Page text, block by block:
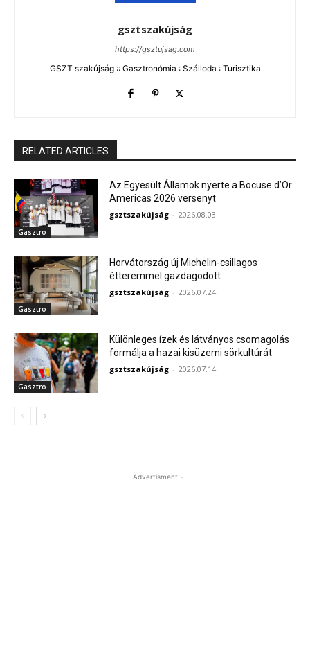
gsztszakújság
https://gsztujsag.com
GSZT szakújság :: Gasztronómia : Szálloda : Turisztika
RELATED ARTICLES
Gasztro
Az Egyesült Államok nyerte a Bocuse d’Or
Americas 2026 versenyt
gsztszakújság - 2026.08.03.
Gasztro
Horvátország új Michelin-csillagos
étteremmel gazdagodott
gsztszakújság - 2026.07.24.
Gasztro
Különleges ízek és látványos csomagolás
formálja a hazai kisüzemi sörkultúrát
gsztszakújság - 2026.07.14.
- Advertisment -